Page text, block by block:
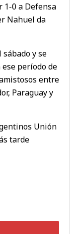
1-0 a Defensa
Nahuel da
sábado y se
período de
entre
Paraguay y
Unión
tarde